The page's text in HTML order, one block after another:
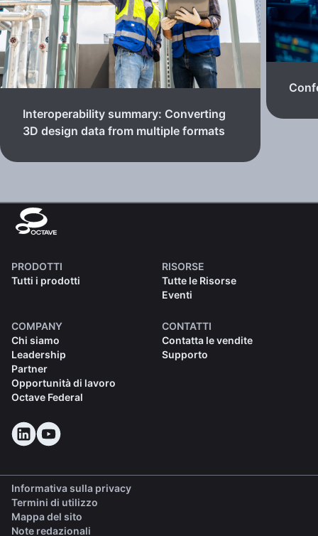
Interoperability summary: Converting
3D design data from multiple formats
PRODOTTI
Tutti i prodotti
RISORSE
Tutte le Risorse
Eventi
COMPANY
Chi siamo
Leadership
Partner
Opportunità di lavoro
Octave Federal
CONTATTI
Contatta le vendite
Supporto
Informativa sulla privacy
Termini di utilizzo
Mappa del sito
Note redazionali